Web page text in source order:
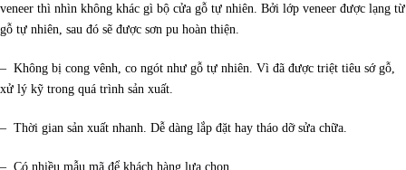
veneer thì nhìn không khác gì bộ cửa gỗ tự nhiên. Bởi lớp veneer được lạng từ
gỗ tự nhiên, sau đó sẽ được sơn pu hoàn thiện.
– Không bị cong vênh, co ngót như gỗ tự nhiên. Vì đã được triệt tiêu sớ gỗ,
xử lý kỹ trong quá trình sản xuất.
– Thời gian sản xuất nhanh. Dễ dàng lắp đặt hay tháo dỡ sửa chữa.
– Có nhiều mẫu mã để khách hàng lựa chọn.